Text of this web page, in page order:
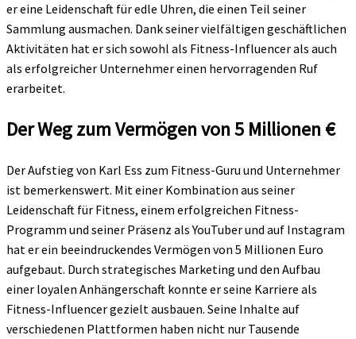
er eine Leidenschaft für edle Uhren, die einen Teil seiner
Sammlung ausmachen. Dank seiner vielfältigen geschäftlichen
Aktivitäten hat er sich sowohl als Fitness-Influencer als auch
als erfolgreicher Unternehmer einen hervorragenden Ruf
erarbeitet.
Der Weg zum Vermögen von 5 Millionen €
Der Aufstieg von Karl Ess zum Fitness-Guru und Unternehmer
ist bemerkenswert. Mit einer Kombination aus seiner
Leidenschaft für Fitness, einem erfolgreichen Fitness-
Programm und seiner Präsenz als YouTuber und auf Instagram
hat er ein beeindruckendes Vermögen von 5 Millionen Euro
aufgebaut. Durch strategisches Marketing und den Aufbau
einer loyalen Anhängerschaft konnte er seine Karriere als
Fitness-Influencer gezielt ausbauen. Seine Inhalte auf
verschiedenen Plattformen haben nicht nur Tausende